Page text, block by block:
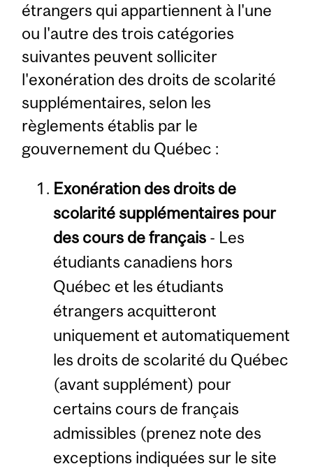
étrangers qui appartiennent à l'une
ou l'autre des trois catégories
suivantes peuvent solliciter
l'exonération des droits de scolarité
supplémentaires, selon les
règlements établis par le
gouvernement du Québec :
Exonération des droits de
scolarité supplémentaires pour
des cours de français- Les
étudiants canadiens hors
Québec et les étudiants
étrangers acquitteront
uniquement et automatiquement
les droits de scolarité du Québec
(avant supplément) pour
certains cours de français
admissibles (prenez note des
exceptions indiquées sur le site